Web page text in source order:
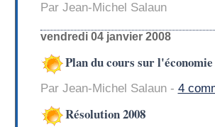
Par Jean-Michel Salaun
vendredi 04 janvier 2008
Plan du cours sur
Par Jean-Michel Salaun - 4
Résolution 2008